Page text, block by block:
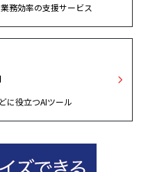
務効率の支援サービス
に役立つAIツール